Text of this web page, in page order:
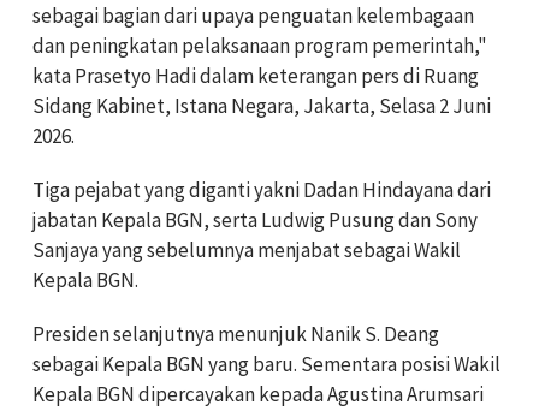
sebagai bagian dari upaya penguatan kelembagaan
dan peningkatan pelaksanaan program pemerintah,"
kata Prasetyo Hadi dalam keterangan pers di Ruang
Sidang Kabinet, Istana Negara, Jakarta, Selasa 2 Juni
2026.
Tiga pejabat yang diganti yakni Dadan Hindayana dari
jabatan Kepala BGN, serta Ludwig Pusung dan Sony
Sanjaya yang sebelumnya menjabat sebagai Wakil
Kepala BGN.
Presiden selanjutnya menunjuk Nanik S. Deang
sebagai Kepala BGN yang baru. Sementara posisi Wakil
Kepala BGN dipercayakan kepada Agustina Arumsari